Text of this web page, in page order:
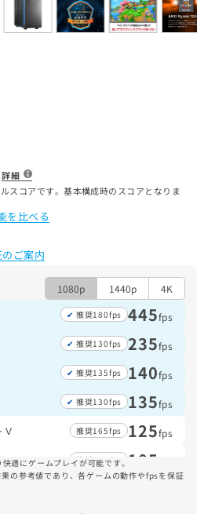
詳細
スコアです。基本構成時のスコアとなりま
を比べる
ご案内
1080p 1440p
4K
推奨180fps 445fps
推奨130fps 235fps
推奨135fps 140fps
推奨130fps 135fps
推奨165fps 125fps
推奨150fps 105
95
適にゲームプレイが可能です。
の参考値であり、各ゲームの動作やfpsを保証